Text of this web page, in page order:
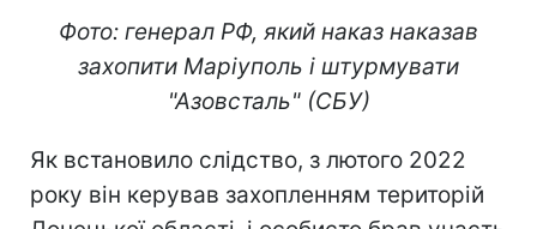
Фото: генерал РФ, який наказ наказав
захопити Маріуполь і штурмувати
"Азовсталь" (СБУ)
Як встановило слідство, з лютого 2022
року він керував захопленням територій